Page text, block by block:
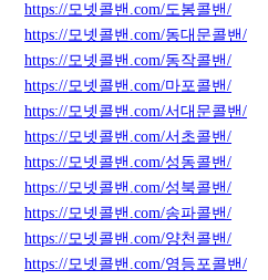
https://모넷콜밴.com/도봉콜밴/
https://모넷콜밴.com/동대문콜밴/
https://모넷콜밴.com/동작콜밴/
https://모넷콜밴.com/마포콜밴/
https://모넷콜밴.com/서대문콜밴/
https://모넷콜밴.com/서초콜밴/
https://모넷콜밴.com/성동콜밴/
https://모넷콜밴.com/성북콜밴/
https://모넷콜밴.com/송파콜밴/
https://모넷콜밴.com/양천콜밴/
https://모넷콜밴.com/영등포콜밴/